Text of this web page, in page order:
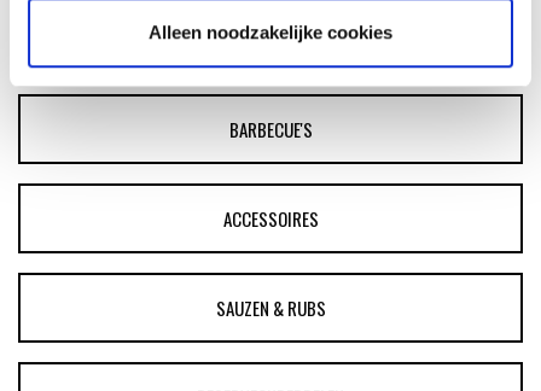
Alleen noodzakelijke cookies
ASSORTIMENT
BARBECUE'S
ACCESSOIRES
SAUZEN & RUBS